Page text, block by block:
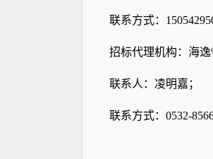
联系方式：
招标代理机构：海
联系人：凌明嘉；
联系方式： 0532-